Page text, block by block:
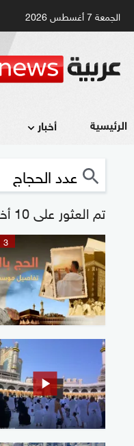
الجمعة 7 أغسطس 2026
الرئيسية أخبار
تم العثور على 10 أخبار "عدد الحجاج"
3